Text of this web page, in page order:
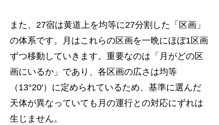
また、27宿は黄道上を均等に27分割した「区画」
の体系です。月はこれらの区画を一晩にほぼ1区画
ずつ移動していきます。重要なのは「月がどの区
画にいるか」であり、各区画の広さは均等
（13°20′）に定められているため、基準に選んだ
天体が異なっていても月の運行との対応にずれは
生じません。